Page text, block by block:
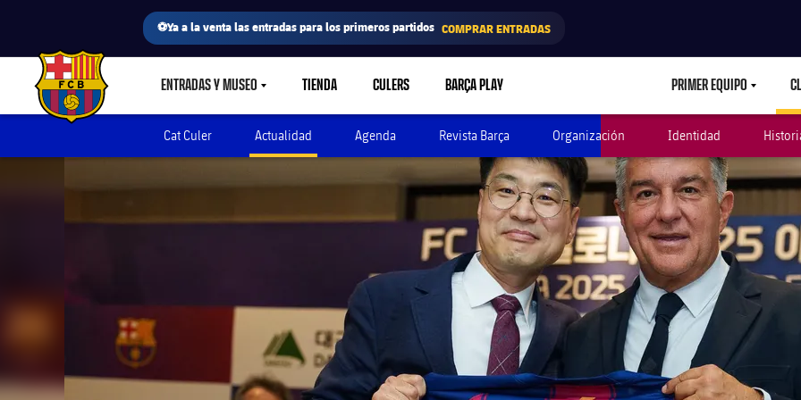
⚽Ya a la venta las entradas para los primeros partidos COMPRAR ENTRADAS
FC Barcelona club badge ENTRADAS Y MUSEOLABEL.SHARE.CARETDOWN
TIENDA CULERS BARÇA PLAY PRIMER EQUIPO
Cat Culer Actualidad Agenda Revista Barça Organización Identidad